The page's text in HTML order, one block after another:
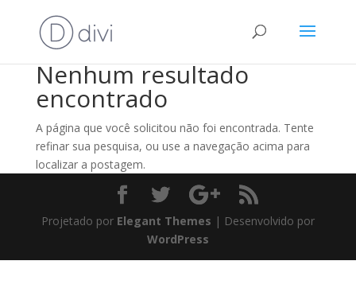
Nenhum resultado
encontrado
A página que você solicitou não foi encontrada. Tente
refinar sua pesquisa, ou use a navegação acima para
localizar a postagem.
Projetado por Elegant Themes | Desenvolvido por
WordPress